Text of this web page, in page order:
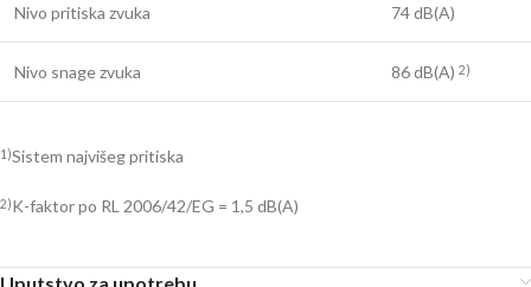
Nivo pritiska zvuka 74 dB(A)
Nivo snage zvuka 86 dB(A) 2)
1)Sistem najvišeg pritiska
2)K-faktor po RL 2006/42/EG = 1,5 dB(A)